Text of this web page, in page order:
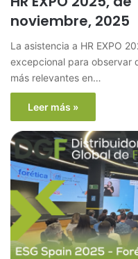
noviembre, 2025
La asistencia a HR EXPO
excepcional para observar
más relevantes en…
Leer más »